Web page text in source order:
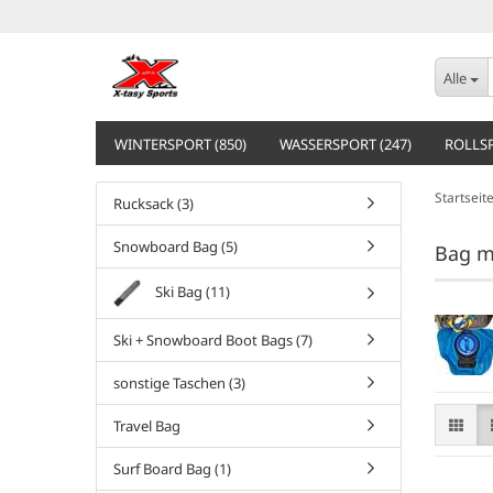
Alle
WINTERSPORT (850) WASSERSPORT (247)
Startseite
Bag
Rucksack (3)
Snowboard Bag (5)
Ski Bag (11)
Ski + Snowboard Boot Bags (7)
sonstige Taschen (3)
Travel Bag
Surf Board Bag (1)